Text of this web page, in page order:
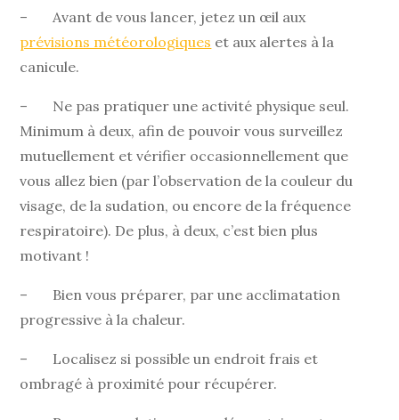
– Avant de vous lancer, jetez un œil aux
prévisions météorologiques et aux alertes à la
canicule.
– Ne pas pratiquer une activité physique seul.
Minimum à deux, afin de pouvoir vous surveillez
mutuellement et vérifier occasionnellement que
vous allez bien (par l’observation de la couleur du
visage, de la sudation, ou encore de la fréquence
respiratoire). De plus, à deux, c’est bien plus
motivant !
– Bien vous préparer, par une acclimatation
progressive à la chaleur.
– Localisez si possible un endroit frais et
ombragé à proximité pour récupérer.